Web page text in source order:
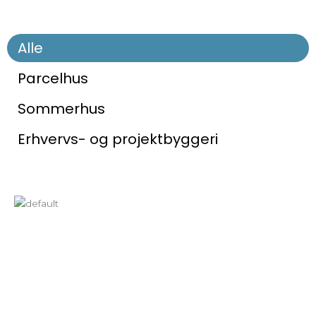
Alle
Parcelhus
Sommerhus
Erhvervs- og projektbyggeri